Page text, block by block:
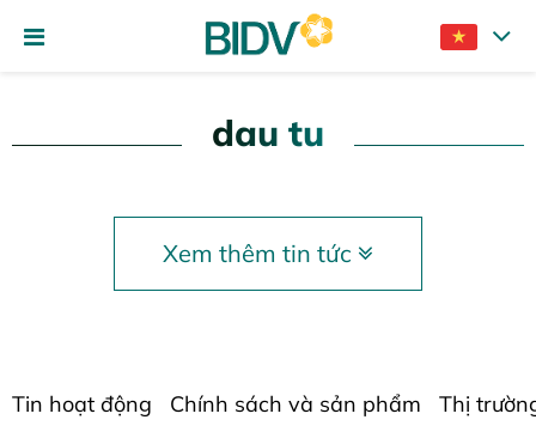
dau tu
Xem thêm tin tức
Tin hoạt động Chính sách và sản phẩm Thị